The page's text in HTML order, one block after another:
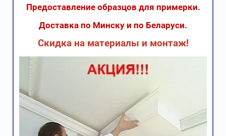
Предоставление образцов для примерки.
Доставка по Минску и по Беларуси.
Скидка на материалы и монтаж!